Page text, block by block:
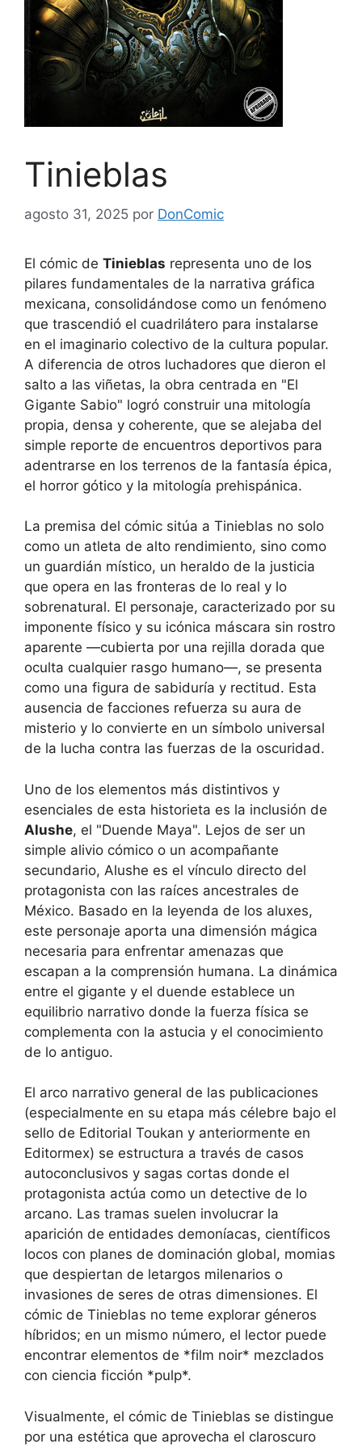
Tinieblas
agosto 31, 2025 por DonComic
El cómic de Tinieblas representa uno de los
pilares fundamentales de la narrativa gráfica
mexicana, consolidándose como un fenómeno
que trascendió el cuadrilátero para instalarse
en el imaginario colectivo de la cultura popular.
A diferencia de otros luchadores que dieron el
salto a las viñetas, la obra centrada en "El
Gigante Sabio" logró construir una mitología
propia, densa y coherente, que se alejaba del
simple reporte de encuentros deportivos para
adentrarse en los terrenos de la fantasía épica,
el horror gótico y la mitología prehispánica.
La premisa del cómic sitúa a Tinieblas no solo
como un atleta de alto rendimiento, sino como
un guardián místico, un heraldo de la justicia
que opera en las fronteras de lo real y lo
sobrenatural. El personaje, caracterizado por su
imponente físico y su icónica máscara sin rostro
aparente —cubierta por una rejilla dorada que
oculta cualquier rasgo humano—, se presenta
como una figura de sabiduría y rectitud. Esta
ausencia de facciones refuerza su aura de
misterio y lo convierte en un símbolo universal
de la lucha contra las fuerzas de la oscuridad.
Uno de los elementos más distintivos y
esenciales de esta historieta es la inclusión de
Alushe, el "Duende Maya". Lejos de ser un
simple alivio cómico o un acompañante
secundario, Alushe es el vínculo directo del
protagonista con las raíces ancestrales de
México. Basado en la leyenda de los aluxes,
este personaje aporta una dimensión mágica
necesaria para enfrentar amenazas que
escapan a la comprensión humana. La dinámica
entre el gigante y el duende establece un
equilibrio narrativo donde la fuerza física se
complementa con la astucia y el conocimiento
de lo antiguo.
El arco narrativo general de las publicaciones
(especialmente en su etapa más célebre bajo el
sello de Editorial Toukan y anteriormente en
Editormex) se estructura a través de casos
autoconclusivos y sagas cortas donde el
protagonista actúa como un detective de lo
arcano. Las tramas suelen involucrar la
aparición de entidades demoníacas, científicos
locos con planes de dominación global, momias
que despiertan de letargos milenarios o
invasiones de seres de otras dimensiones. El
cómic de Tinieblas no teme explorar géneros
híbridos; en un mismo número, el lector puede
encontrar elementos de *film noir* mezclados
con ciencia ficción *pulp*.
Visualmente, el cómic de Tinieblas se distingue
por una estética que aprovecha el claroscuro